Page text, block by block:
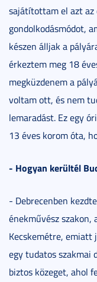
sajátítottam el azt az
gondolkodásmódot,
készen álljak a
érkeztem meg 18
megküzdenem a
voltam ott, és nem
lemaradást. Ez egy
13 éves korom óta,
- Hogyan kerültél
- Debrecenben
énekművész
Kecskemétre, emiatt
egy tudatos szakmai
biztos közeget, ahol